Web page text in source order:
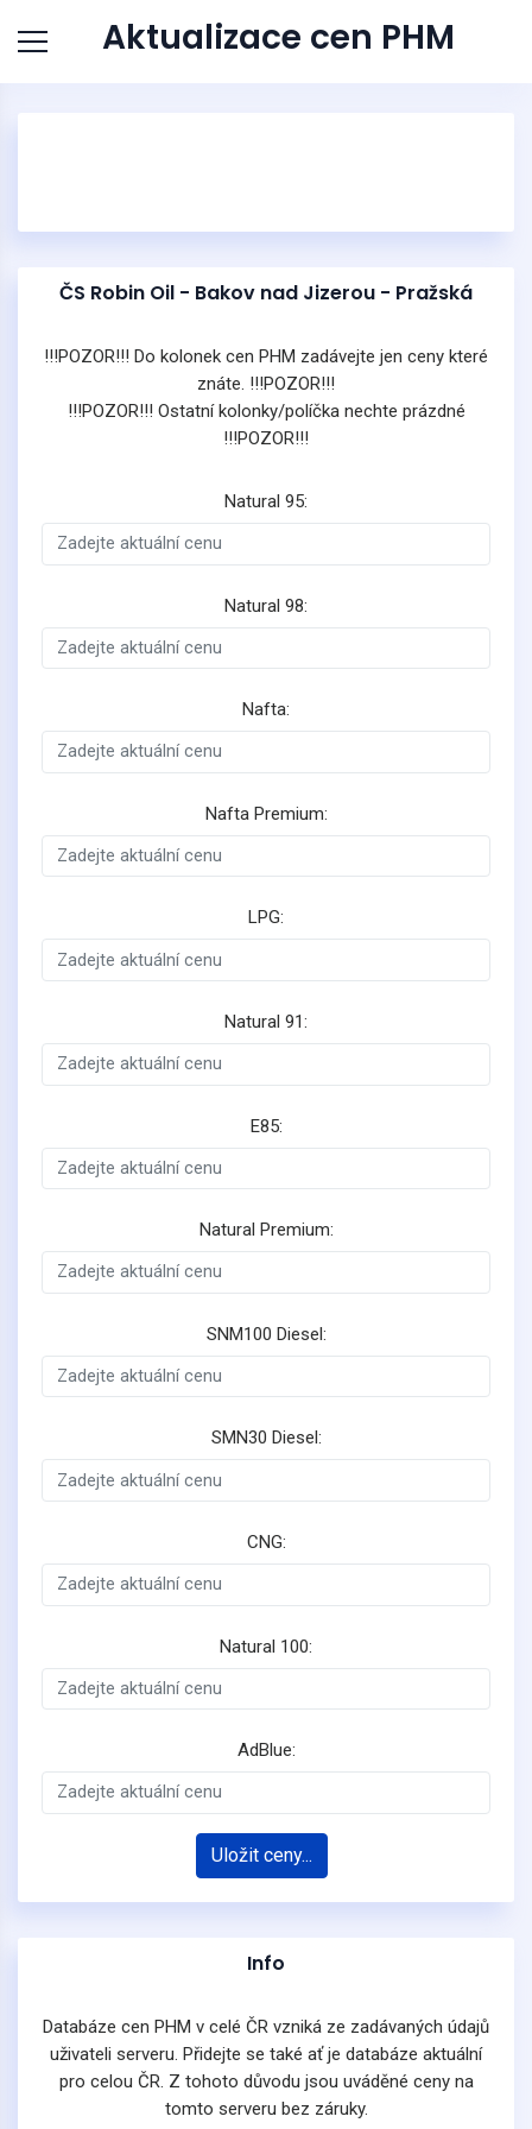
Aktualizace cen PHM
ČS Robin Oil - Bakov nad Jizerou - Pražská
!!!POZOR!!! Do kolonek cen PHM zadávejte jen ceny které
znáte. !!!POZOR!!!
!!!POZOR!!! Ostatní kolonky/políčka nechte prázdné
!!!POZOR!!!
Natural 95:
Natural 98:
Nafta:
Nafta Premium:
LPG:
Natural 91:
E85:
Natural Premium:
SNM100 Diesel:
SMN30 Diesel:
CNG:
Natural 100:
AdBlue:
Uložit ceny...
Info
Databáze cen PHM v celé ČR vzniká ze zadávaných údajů
uživateli serveru. Přidejte se také ať je databáze aktuální
pro celou ČR. Z tohoto důvodu jsou uváděné ceny na
tomto serveru bez záruky.